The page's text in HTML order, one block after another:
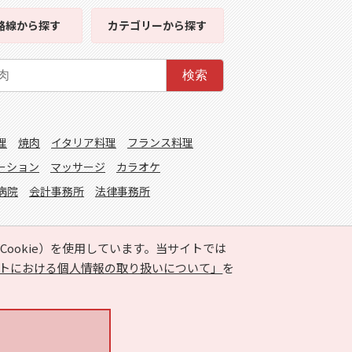
）を使用しています。当サイトでは
における個人情報の取り扱いについて」 を
線から探す カテゴリーから探す
検索
焼肉 イタリア料理
フランス料理
ション マッサージ
カラオケ
院 会計事務所 法律事務所